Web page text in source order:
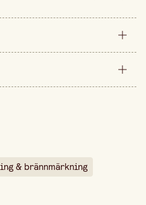
styck
& brännmärkning